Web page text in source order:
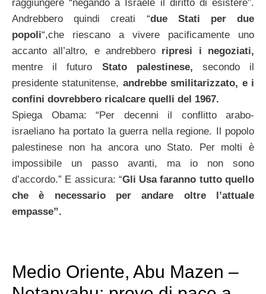
raggiungere “negando a Israele il diritto di esistere”.
Andrebbero quindi creati “due Stati per due
popoli“,che riescano a vivere pacificamente uno
accanto all’altro, e andrebbero ripresi i
negoziati,
mentre il futuro Stato palestinese, secondo il
presidente statunitense, andrebbe smilitarizzato, e i
confini dovrebbero ricalcare quelli del 1967.
Spiega Obama: “Per decenni il conflitto arabo-
israeliano ha portato la guerra nella regione. Il popolo
palestinese non ha ancora uno Stato. Per molti è
impossibile un passo avanti, ma io non sono
d’accordo.” E assicura: “Gli Usa faranno tutto quello
che è necessario per andare oltre l’attuale
empasse”.
Medio Oriente, Abu Mazen –